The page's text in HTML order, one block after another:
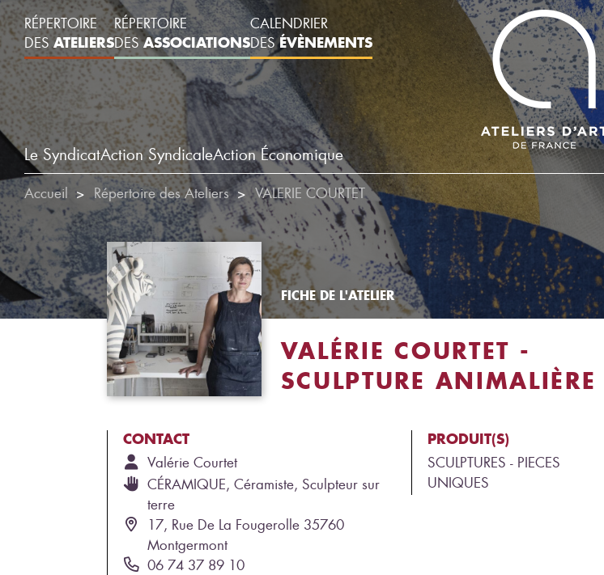
RÉPERTOIRE
DESATELIERS
RÉPERTOIRE
DESASSOCIATIONS
CALENDRIER
DESÉVÈNEMENTS
Le SyndicatAction SyndicaleAction Économique
Accueil Répertoire des Ateliers VALERIE COURTET
FICHE DE L'ATELIER
VALÉRIE COURTET -
SCULPTURE ANIMALIÈRE
CONTACT
Valérie Courtet
CÉRAMIQUE, Céramiste, Sculpteur sur
terre
17, Rue De La Fougerolle 35760
Montgermont
06 74 37 89 10
PRODUIT(S)
SCULPTURES - PIECES
UNIQUES